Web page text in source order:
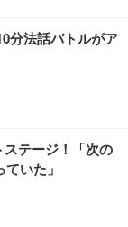
分法話バトルがア
テージ！「次の
いた」